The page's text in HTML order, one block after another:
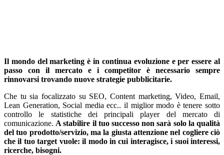
Il mondo del marketing è in continua evoluzione e per essere al
passo con il mercato e i competitor è necessario sempre
rinnovarsi trovando nuove strategie pubblicitarie.
Che tu sia focalizzato su SEO, Content marketing, Video, Email,
Lean Generation, Social media ecc.. il miglior modo è tenere sotto
controllo le statistiche dei principali player del mercato di
comunicazione. A stabilire il tuo successo non sarà solo la qualità
del tuo prodotto/servizio, ma la giusta attenzione nel cogliere ciò
che il tuo target vuole: il modo in cui interagisce, i suoi interessi,
ricerche, bisogni.